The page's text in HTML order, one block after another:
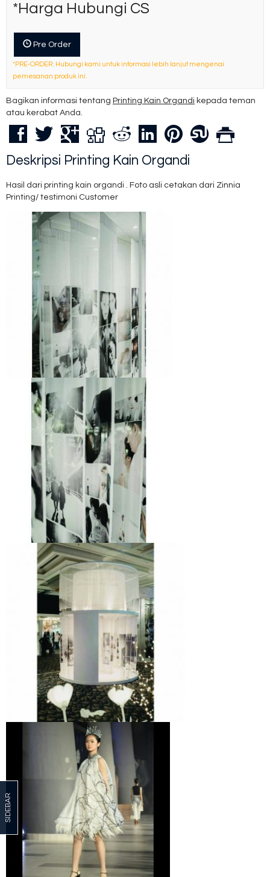
*Harga Hubungi CS
Pre Order
*PRE-ORDER: Hubungi kami untuk informasi lebih lanjut mengenai
pemesanan produk ini.
Bagikan informasi tentang Printing Kain Organdi kepada teman
atau kerabat Anda.
Deskripsi Printing Kain Organdi
Hasil dari printing kain organdi . Foto asli cetakan dari Zinnia
Printing/ testimoni Customer
SIDEBAR